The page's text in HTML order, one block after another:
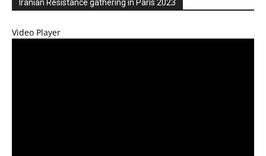
Iranian Resistance gathering in Paris 2023
Video Player